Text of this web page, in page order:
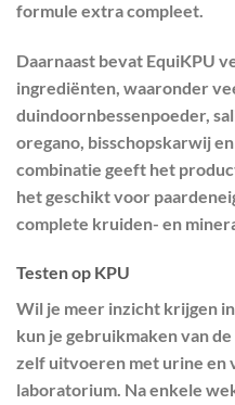
formule extra compleet.
Daarnaast bevat EquiKPU
ingrediënten, waaronder
duindoornbessenpoeder,
oregano, bisschopskarwij
combinatie geeft het
het geschikt voor
complete kruiden- en
Testen op KPU
Wil je meer inzicht krijgen
kun je gebruikmaken van de
zelf uitvoeren met urine en
laboratorium. Na enkele